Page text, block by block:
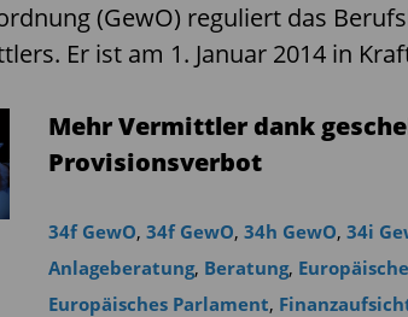
(GewO) reguliert das
Er ist am 1. Januar 2014 in
Mehr Vermittler dank
Provisionsverbot
34f GewO, 34f GewO, 34h GewO, 34i
Anlageberatung, Beratung,
Europäisches Parlament,